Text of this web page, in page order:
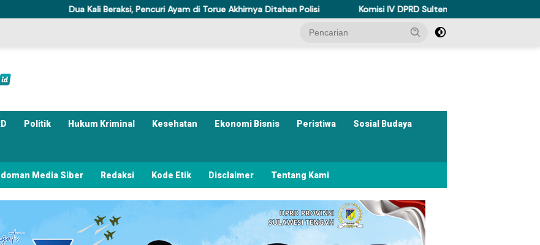
Dua Kali Beraksi, Pencuri Ayam di Torue Akhirnya Ditahan Polisi Komisi IV DPRD Sulteng Perkuat Perda Kesehatan Dukung
Politik Hukum Kriminal Kesehatan Ekonomi Bisnis Peristiwa Sosial Budaya
Media Siber Redaksi Kode Etik Disclaimer Tentang Kami